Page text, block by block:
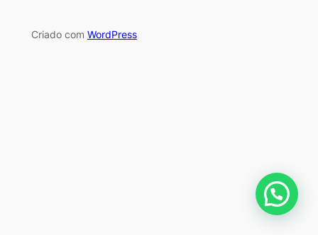
Criado com WordPress